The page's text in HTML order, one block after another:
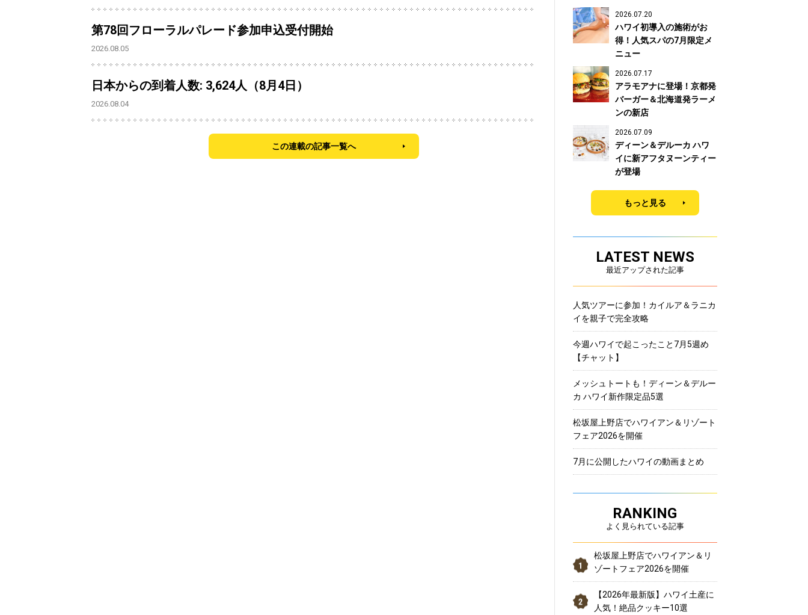
第78回フローラルパレード参加申込受付開始
2026.08.05
日本からの到着人数: 3,624人（8月4日）
2026.08.04
この連載の記事一覧へ
2026.07.20
ハワイ初導入の施術がお
得！人気スパの7月限定メ
ニュー
2026.07.17
アラモアナに登場！京都発
バーガー＆北海道発ラーメ
ンの新店
2026.07.09
ディーン＆デルーカ ハワ
イに新アフタヌーンティー
が登場
もっと見る
LATEST NEWS
最近アップされた記事
人気ツアーに参加！カイルア＆ラニカ
イを親子で完全攻略
今週ハワイで起こったこと7月5週め
【チャット】
メッシュトートも！ディーン＆デルー
カ ハワイ新作限定品5選
松坂屋上野店でハワイアン＆リゾート
フェア2026を開催
7月に公開したハワイの動画まとめ
RANKING
よく見られている記事
松坂屋上野店でハワイアン＆リ
ゾートフェア2026を開催
【2026年最新版】ハワイ土産に
人気！絶品クッキー10選